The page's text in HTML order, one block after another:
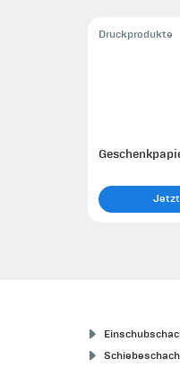
Druckprodukte